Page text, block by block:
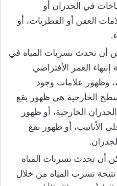
في الجدران أو
العفن أو الفطريات، أو
أن تحدث تسربات المياه في
العمر الأفتراضي
وظهور علامات وجود
الخارجية هي ظهور بقع
الخارجية، أو ظهور
الأنابيب، أو ظهور بقع
أن تحدث تسربات المياه
تسرب المياه من خلال